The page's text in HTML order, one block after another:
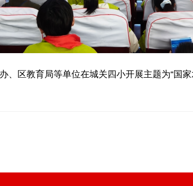
区教育局等单位在城关四小开展主题为“国家